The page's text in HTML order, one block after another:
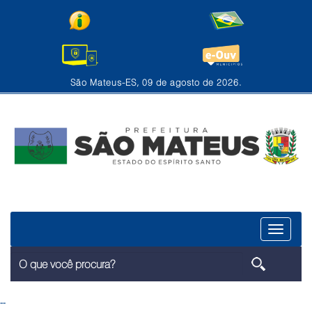
São Mateus-ES, 09 de agosto de 2026.
Menu
--